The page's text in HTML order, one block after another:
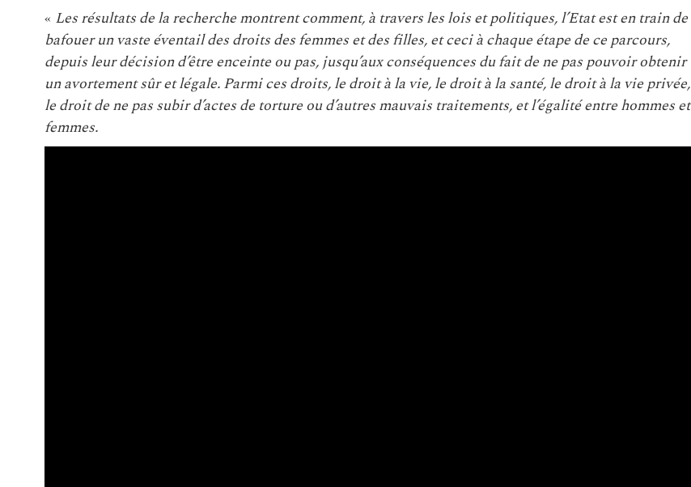
« Les résultats de la recherche montrent comment, à travers les lois et politiques, l’Etat est en train de
bafouer un vaste éventail des droits des femmes et des filles, et ceci à chaque étape de ce parcours,
depuis leur décision d’être enceinte ou pas, jusqu’aux conséquences du fait de ne pas pouvoir obtenir
un avortement sûr et légale. Parmi ces droits, le droit à la vie, le droit à la santé, le droit à la vie privée,
le droit de ne pas subir d’actes de torture ou d’autres mauvais traitements, et l’égalité entre hommes et
femmes.